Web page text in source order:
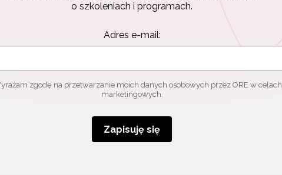
o szkoleniach i programach.
Adres e-mail:
zgodę na przetwarzanie moich danych osobowych przez ORE w celach
marketingowych.
Zapisuję się